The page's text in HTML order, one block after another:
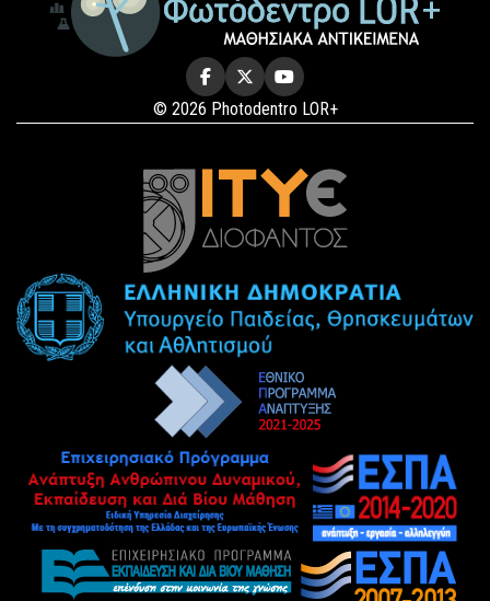
© 2026 Photodentro LOR+